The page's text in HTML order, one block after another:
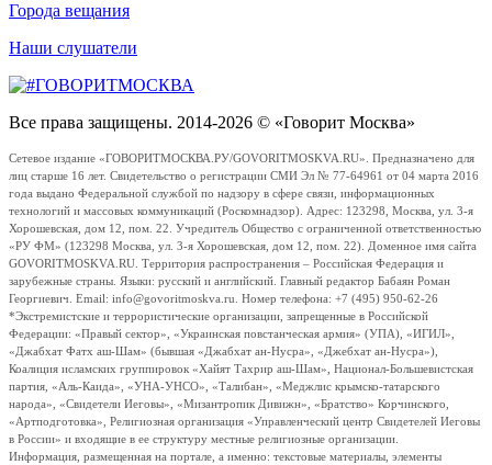
Города вещания
Наши слушатели
Все права защищены. 2014-2026 © «Говорит Москва»
Сетевое издание «ГОВОРИТМОСКВА.РУ/GOVORITMOSKVA.RU». Предназначено для
лиц старше 16 лет. Свидетельство о регистрации СМИ Эл № 77-64961 от 04 марта 2016
года выдано Федеральной службой по надзору в сфере связи, информационных
технологий и массовых коммуникаций (Роскомнадзор). Адрес: 123298, Москва, ул. 3-я
Хорошевская, дом 12, пом. 22. Учредитель Общество с ограниченной ответственностью
«РУ ФМ» (123298 Москва, ул. 3-я Хорошевская, дом 12, пом. 22). Доменное имя сайта
GOVORITMOSKVA.RU. Территория распространения – Российская Федерация и
зарубежные страны. Языки: русский и английский. Главный редактор Бабаян Роман
Георгиевич. Email: info@govoritmoskva.ru. Номер телефона: +7 (495) 950-62-26
*Экстремистские и террористические организации, запрещенные в Российской
Федерации: «Правый сектор», «Украинская повстанческая армия» (УПА), «ИГИЛ»,
«Джабхат Фатх аш-Шам» (бывшая «Джабхат ан-Нусра», «Джебхат ан-Нусра»),
Коалиция исламских группировок «Хайят Тахрир аш-Шам», Национал-Большевистская
партия, «Аль-Каида», «УНА-УНСО», «Талибан», «Меджлис крымско-татарского
народа», «Свидетели Иеговы», «Мизантропик Дивижн», «Братство» Корчинского,
«Артподготовка», Религиозная организация «Управленческий центр Свидетелей Иеговы
в России» и входящие в ее структуру местные религиозные организации.
Информация, размещенная на портале, а именно: текстовые материалы, элементы